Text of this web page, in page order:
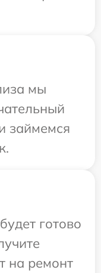
мы
займемся
готово
на ремонт